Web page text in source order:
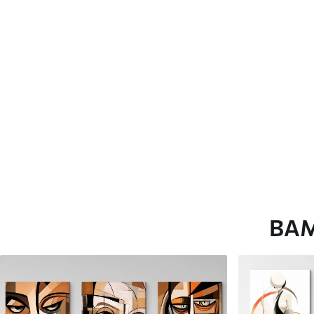
✓Стійкість до вицвітання
✓Безпечне чорнило без запаху
Яскраві, насичені
✓Стійкість до
✓Безпечне чорнило